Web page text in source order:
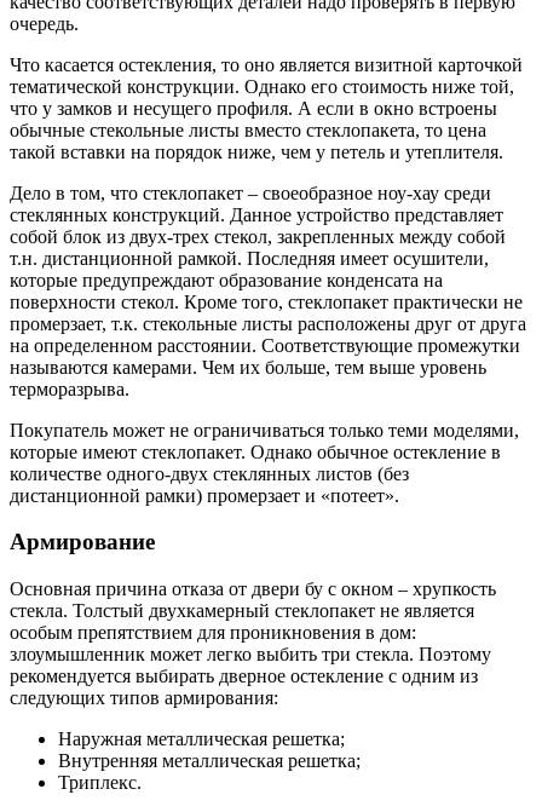
очередь.
Что касается остекления, то оно является визитной карточкой
тематической конструкции. Однако его стоимость ниже той,
что у замков и несущего профиля. А если в окно встроены
обычные стекольные листы вместо стеклопакета, то цена
такой вставки на порядок ниже, чем у петель и утеплителя.
Дело в том, что стеклопакет – своеобразное ноу-хау среди
стеклянных конструкций. Данное устройство представляет
собой блок из двух-трех стекол, закрепленных между собой
т.н. дистанционной рамкой. Последняя имеет осушители,
которые предупреждают образование конденсата на
поверхности стекол. Кроме того, стеклопакет практически не
промерзает, т.к. стекольные листы расположены друг от друга
на определенном расстоянии. Соответствующие промежутки
называются камерами. Чем их больше, тем выше уровень
терморазрыва.
Покупатель может не ограничиваться только теми моделями,
которые имеют стеклопакет. Однако обычное остекление в
количестве одного-двух стеклянных листов (без
дистанционной рамки) промерзает и «потеет».
Армирование
Основная причина отказа от двери бу с окном – хрупкость
стекла. Толстый двухкамерный стеклопакет не является
особым препятствием для проникновения в дом:
злоумышленник может легко выбить три стекла. Поэтому
рекомендуется выбирать дверное остекление с одним из
следующих типов армирования:
Наружная металлическая решетка;
Внутренняя металлическая решетка;
Триплекс.